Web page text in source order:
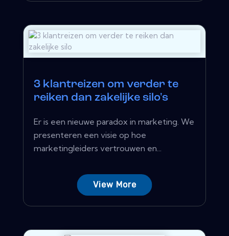
3 klantreizen om verder te
reiken dan zakelijke silo's
Er is een nieuwe paradox in marketing. We
presenteren een visie op hoe
marketingleiders vertrouwen en...
View More